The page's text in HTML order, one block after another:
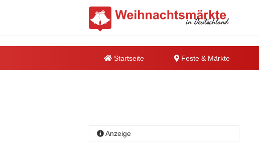
Startseite Feste & Märkte
Anzeige